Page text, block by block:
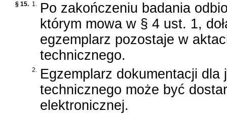
§ 15. 1. Po zakończeniu badania
którym mowa w § 4 ust. 1,
egzemplarz pozostaje w
technicznego.
2. Egzemplarz dokumentacji dla
technicznego może być
elektronicznej.